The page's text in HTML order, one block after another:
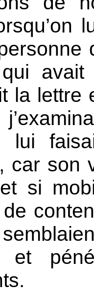
la lettre
lui
car son
si